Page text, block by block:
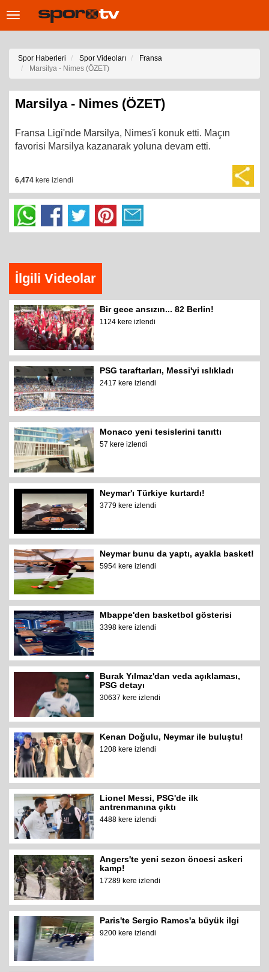
Toggle
Spor Haberleri Spor Videoları
Fransa
Marsilya - Nimes (ÖZET)
Marsilya - Nimes (ÖZET)
Fransa Ligi'nde Marsilya, Nimes'i konuk etti. Maçın
favorisi Marsilya kazanarak yoluna devam etti.
6,474 kere izlendi
İlgili Videolar
Bir gece ansızın... 82 Berlin!
1124 kere izlendi
PSG taraftarları, Messi'yi ıslıkladı
2417 kere izlendi
Monaco yeni tesislerini tanıttı
57 kere izlendi
Neymar'ı Türkiye kurtardı!
3779 kere izlendi
Neymar bunu da yaptı, ayakla basket!
5954 kere izlendi
Mbappe'den basketbol gösterisi
3398 kere izlendi
Burak Yılmaz'dan veda açıklaması,
PSG detayı
30637 kere izlendi
Kenan Doğulu, Neymar ile buluştu!
1208 kere izlendi
Lionel Messi, PSG'de ilk
antrenmanına çıktı
4488 kere izlendi
Angers'te yeni sezon öncesi askeri
kamp!
17289 kere izlendi
Paris'te Sergio Ramos'a büyük ilgi
9200 kere izlendi